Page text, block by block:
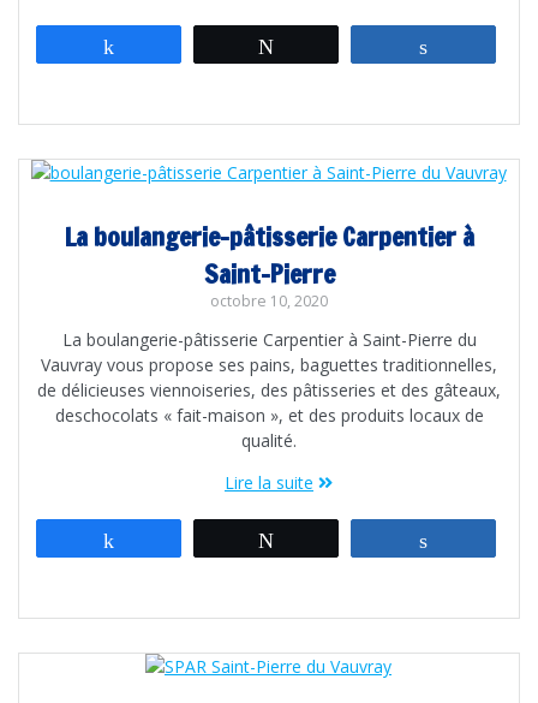
La boulangerie-pâtisserie Carpentier à
Saint-Pierre
octobre 10, 2020
La boulangerie-pâtisserie Carpentier à Saint-Pierre du
Vauvray vous propose ses pains, baguettes traditionnelles,
de délicieuses viennoiseries, des pâtisseries et des gâteaux,
deschocolats « fait-maison », et des produits locaux de
qualité.
Lire la suite